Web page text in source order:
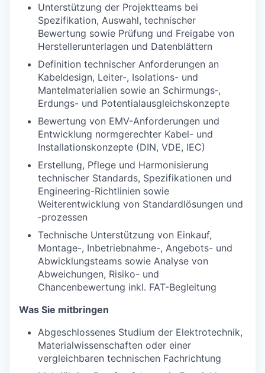
Unterstützung der Projektteams bei
Spezifikation, Auswahl, technischer
Bewertung sowie Prüfung und Freigabe von
Herstellerunterlagen und Datenblättern
Definition technischer Anforderungen an
Kabeldesign, Leiter-, Isolations- und
Mantelmaterialien sowie an Schirmungs‑,
Erdungs- und Potentialausgleichskonzepte
Bewertung von EMV-Anforderungen und
Entwicklung normgerechter Kabel- und
Installationskonzepte (DIN, VDE, IEC)
Erstellung, Pflege und Harmonisierung
technischer Standards, Spezifikationen und
Engineering-Richtlinien sowie
Weiterentwicklung von Standardlösungen und
‑prozessen
Technische Unterstützung von Einkauf,
Montage-, Inbetriebnahme-, Angebots- und
Abwicklungsteams sowie Analyse von
Abweichungen, Risiko- und
Chancenbewertung inkl. FAT-Begleitung
Was Sie mitbringen
Abgeschlossenes Studium der Elektrotechnik,
Materialwissenschaften oder einer
vergleichbaren technischen Fachrichtung